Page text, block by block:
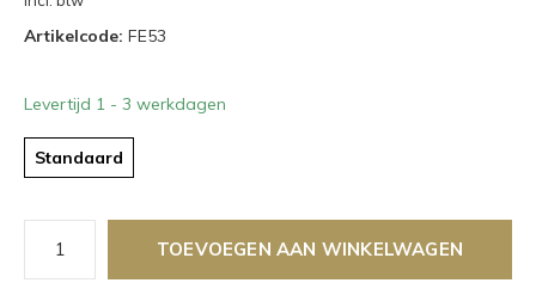
Artikelcode: FE53
Levertijd 1 - 3 werkdagen
Standaard
TOEVOEGEN AAN WINKELWAGEN